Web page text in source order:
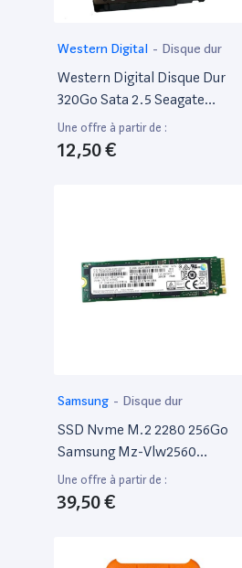
Western Digital - Disque dur
Western Digital Disque Dur
320Go Sata 2.5 Seagate
St320Lm010 1Kj15C-070
Laptop Thin 32Mo
Une offre à partir de :
12,50 €
Samsung - Disque dur
SSD Nvme M.2 2280 256Go
Samsung Mz-Vlw2560
Mzvlw256Hehp-000L7 P/N
Sss0L25044
Une offre à partir de :
39,50 €